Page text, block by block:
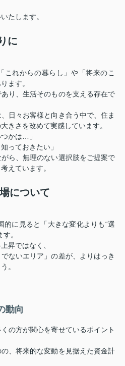
たします。
に
これからの暮らし」や「将来のこ
ます。
り、生活そのものを支える存在で
日々お客様と向き合う中で、住ま
きさを改めて実感しています。
かは…」
っておきたい」
ら、無理のない選択肢をご提案で
えています。
について
的に見ると「大きな変化よりも“選
。
昇ではなく、
ないエリア」の差が、よりはっき
。
動向
の方が関心を寄せているポイント
、将来的な変動を見据えた資金計